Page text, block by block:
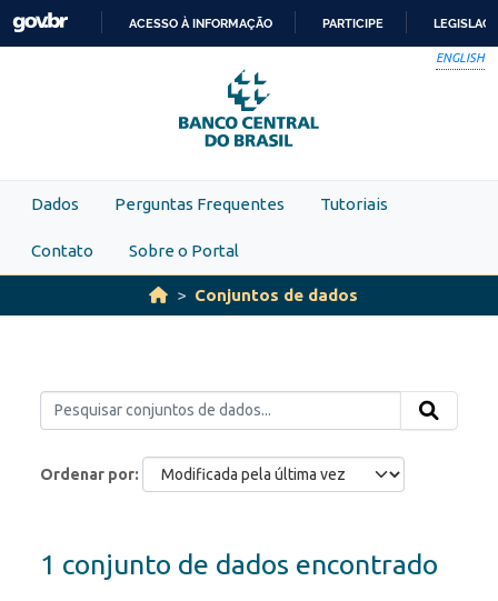
Skip to main content
PARA
O
CONTEÚDO
ACESSO À INFORMAÇÃO PARTICIPE
ENGLISH
Dados Perguntas Frequentes Tutoriais
Contato Sobre o Portal
Conjuntos de dados
Ordenar por
1 conjunto de dados encontrado